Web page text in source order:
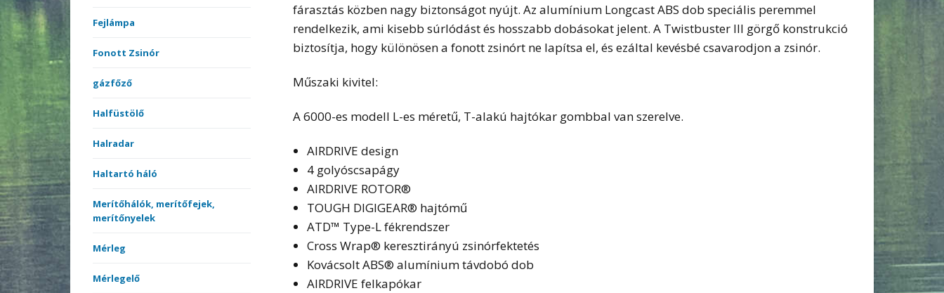
Fejlámpa
Fonott Zsinór
gázfőző
Halfüstölő
Halradar
Haltartó háló
Merítőhálók, merítőfejek,
merítőnyelek
Mérleg
Mérlegelő
fárasztás közben nagy biztonságot nyújt. Az alumínium Longcast ABS dob speciális peremmel
rendelkezik, ami kisebb súrlódást és hosszabb dobásokat jelent. A Twistbuster III görgő konstrukció
biztosítja, hogy különösen a fonott zsinórt ne lapítsa el, és ezáltal kevésbé csavarodjon a zsinór.
Műszaki kivitel:
A 6000-es modell L-es méretű, T-alakú hajtókar gombbal van szerelve.
AIRDRIVE design
4 golyóscsapágy
AIRDRIVE ROTOR®
TOUGH DIGIGEAR® hajtómű
ATD™ Type-L fékrendszer
Cross Wrap® keresztirányú zsinórfektetés
Kovácsolt ABS® alumínium távdobó dob
AIRDRIVE felkapókar